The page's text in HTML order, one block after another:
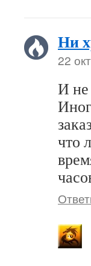
Ни
22
И не
что